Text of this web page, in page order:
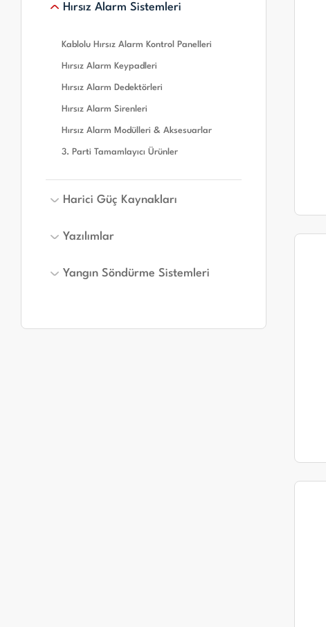
Aksesuarları
Adresli Yangın Alarm Sirenleri
Konvansiyonel Yangın Alarm Panelleri
Konvansiyonel Yangın Alarm Modülleri &
Aksesuarları
Konvansiyonel Yangın Alarm Sirenleri
3. Parti Tamamlayıcı Ürünler
Hırsız Alarm Sistemleri
Kablolu Hırsız Alarm Kontrol Panelleri
Hırsız Alarm Keypadleri
Hırsız Alarm Dedektörleri
Hırsız Alarm Sirenleri
Hırsız Alarm Modülleri & Aksesuarlar
3. Parti Tamamlayıcı Ürünler
Harici Güç Kaynakları
Harici Güç Kaynakları
Yazılımlar
Yazılımlar
Yangın Söndürme Sistemleri